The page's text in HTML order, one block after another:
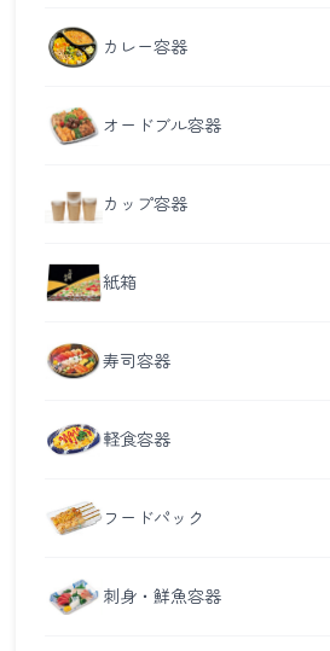
カレー容器
オードブル容器
カップ容器
紙箱
寿司容器
軽食容器
フードパック
刺身・鮮魚容器